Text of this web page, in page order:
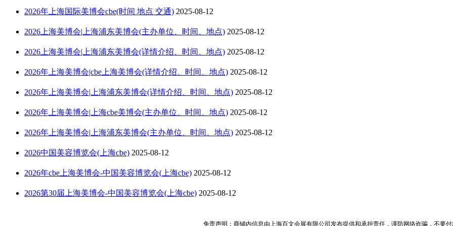
2026年上海国际美博会cbe(时间 地点 交通) 2025-08-12
2026上海美博会|上海浦东美博会(主办单位、时间、地点) 2025-08-12
2026上海美博会|上海浦东美博会(详情介绍、时间、地点) 2025-08-12
2026年上海美博会|cbe上海美博会(详情介绍、时间、地点) 2025-08-12
2026年上海美博会|上海浦东美博会(详情介绍、时间、地点) 2025-08-12
2026年上海美博会|上海cbe美博会(主办单位、时间、地点) 2025-08-12
2026年上海美博会|上海浦东美博会(主办单位、时间、地点) 2025-08-12
2026中国美容博览会(上海cbe) 2025-08-12
2026年cbe上海美博会-中国美容博览会(上海cbe) 2025-08-12
2026第30届上海美博会-中国美容博览会(上海cbe) 2025-08-12
免责声明：商铺内信息由上海百文会展有限公司发布提供和承担责任，谨防网络诈骗，不要